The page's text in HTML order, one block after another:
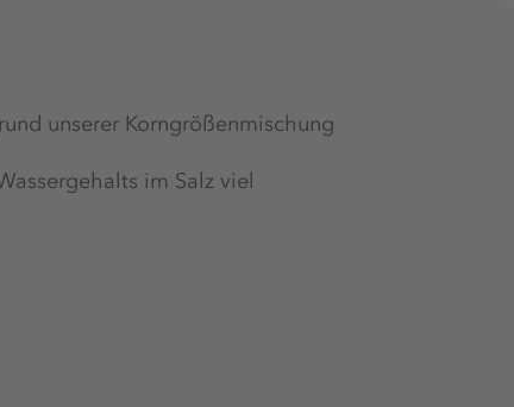
unserer Korngrößenmischung
im Salz viel